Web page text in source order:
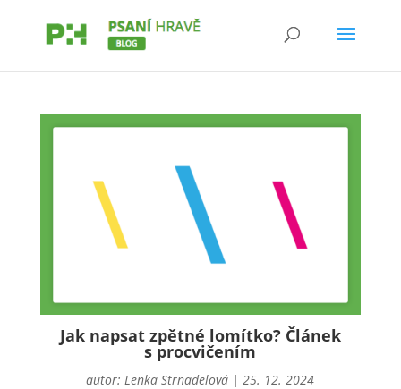
Jak napsat zpětné lomítko? Článek
s procvičením
autor:Lenka Strnadelová |25. 12. 2024